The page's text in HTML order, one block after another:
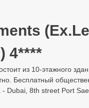
4****
из 10-этажного
Бесплатный
Dubai, 8th street Port